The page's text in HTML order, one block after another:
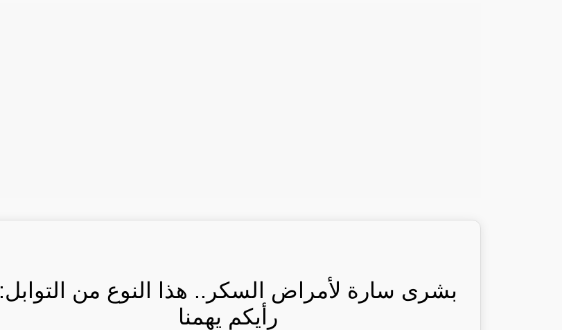
بشرى سارة لأمراض السكر.. هذا النوع من التوابل:
رأيكم يهمنا